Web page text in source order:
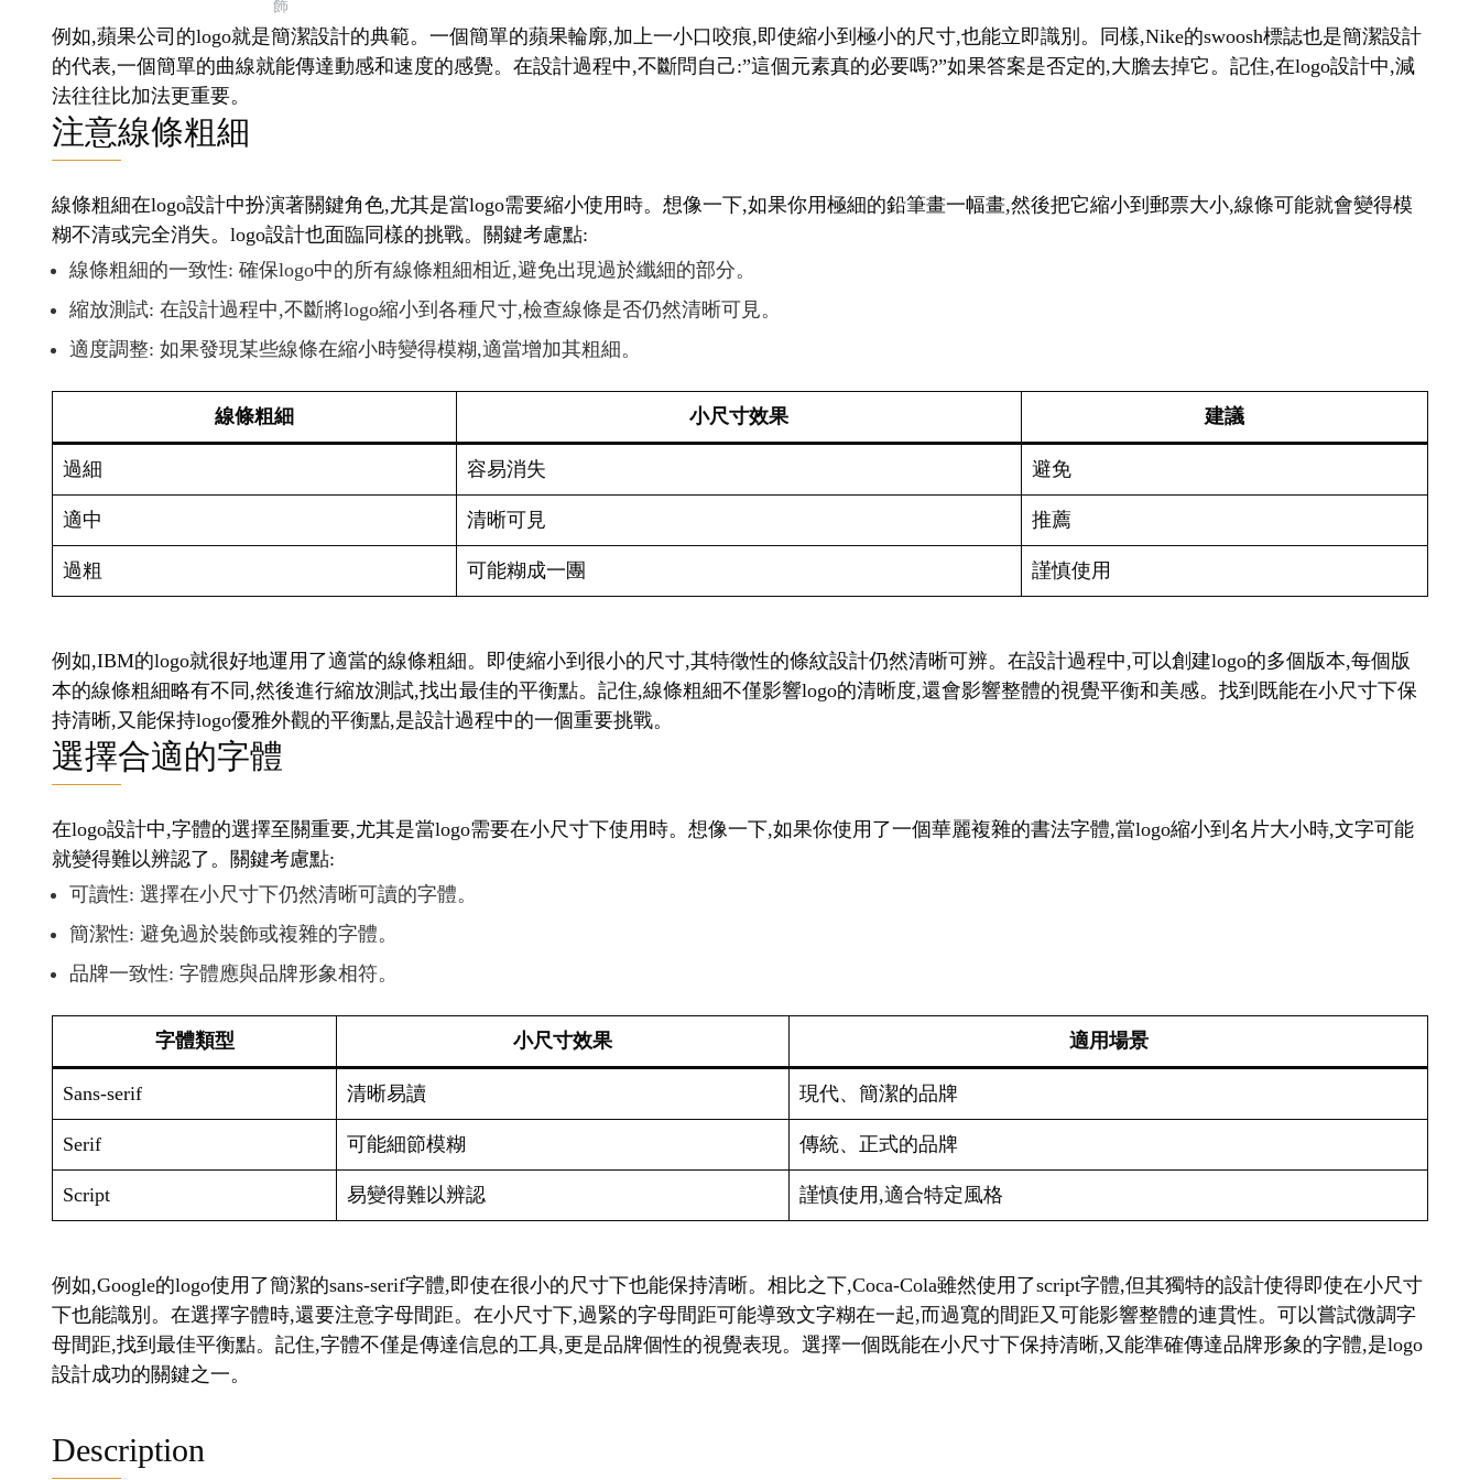
本的線條粗細略有不同,然後進行縮放測試,找出最佳的平衡點。記住,線條粗細不僅影響logo的清晰度,還會影響整體的視覺平衡和美感。找到既能在小尺寸下保
持清晰,又能保持logo優雅外觀的平衡點,是設計過程中的一個重要挑戰。
選擇合適的字體
在logo設計中,字體的選擇至關重要,尤其是當logo需要在小尺寸下使用時。想像一下,如果你使用了一個華麗複雜的書法字體,當logo縮小到名片大小時,文字可能
可讀性: 選擇在小尺寸下仍然清晰可讀的字體。
簡潔性: 避免過於裝飾或複雜的字體。
品牌一致性: 字體應與品牌形象相符。
字體類型 小尺寸效果
Serif
Script 易變得難以辨認
母間距,找到最佳平衡點。記住,字體不僅是傳達信息的工具,更是品牌個性的視覺表現。選擇一個既能在小尺寸下保持清晰,又能準確傳達品牌形象的字體,是logo
設計成功的關鍵之一。
Description
炎炎夏日， 你需要一個隨時攜帶在身邊，並且不佔位置的風扇禮品，同時靜音設計減少噪聲，獨特的可收納葉片的設計，無論在辦公、學習、戶外都能輕鬆使
用。隨時享受涼風，拋棄傳統的風扇概念，給你一個DIY可輕鬆便攜的夏天。
電池容量：300mAh
額定功率：0.5W
輸入電源：DC 5V 0.5A
Additional information
最低訂購量
產品尺寸 3×3.6×9.2CM(折疊), 9.7x17CM
物料 ABS+TPE
產品淨重(克)